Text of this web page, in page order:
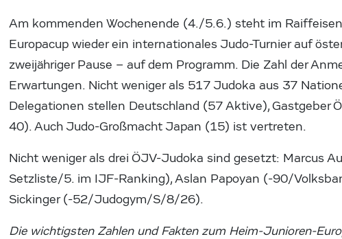
Am kommenden Wochenende (4./5.6.) steht im
Europacup wieder ein internationales Judo-Turnier auf
zweijähriger Pause – auf dem Programm. Die Zahl der
Erwartungen. Nicht weniger als 517 Judoka aus 37
Delegationen stellen Deutschland (57 Aktive), Gastgeber
40). Auch Judo-Großmacht Japan (15) ist vertreten.
Nicht weniger als drei ÖJV-Judoka sind gesetzt: Marcus
Setzliste/5. im IJF-Ranking), Aslan Papoyan (-90/
Sickinger (-52/Judogym/S/8/26).
Die wichtigsten Zahlen und Fakten zum Heim-Junioren-